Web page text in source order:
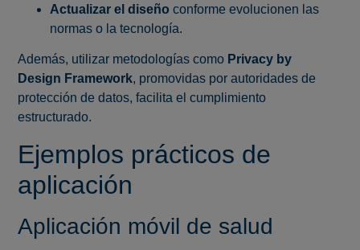
Actualizar el diseño conforme evolucionen las
normas o la tecnología.
Además, utilizar metodologías como Privacy by
Design Framework, promovidas por autoridades de
protección de datos, facilita el cumplimiento
estructurado.
Ejemplos prácticos de
aplicación
Aplicación móvil de salud